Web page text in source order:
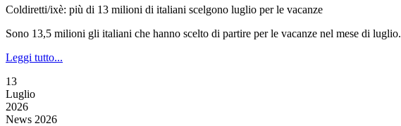
Coldiretti/ixè: più di 13 milioni di italiani scelgono luglio per le vacanze
Sono 13,5 milioni gli italiani che hanno scelto di partire per le vacanze nel mese di luglio.
Leggi tutto...
13
Luglio
2026
News 2026